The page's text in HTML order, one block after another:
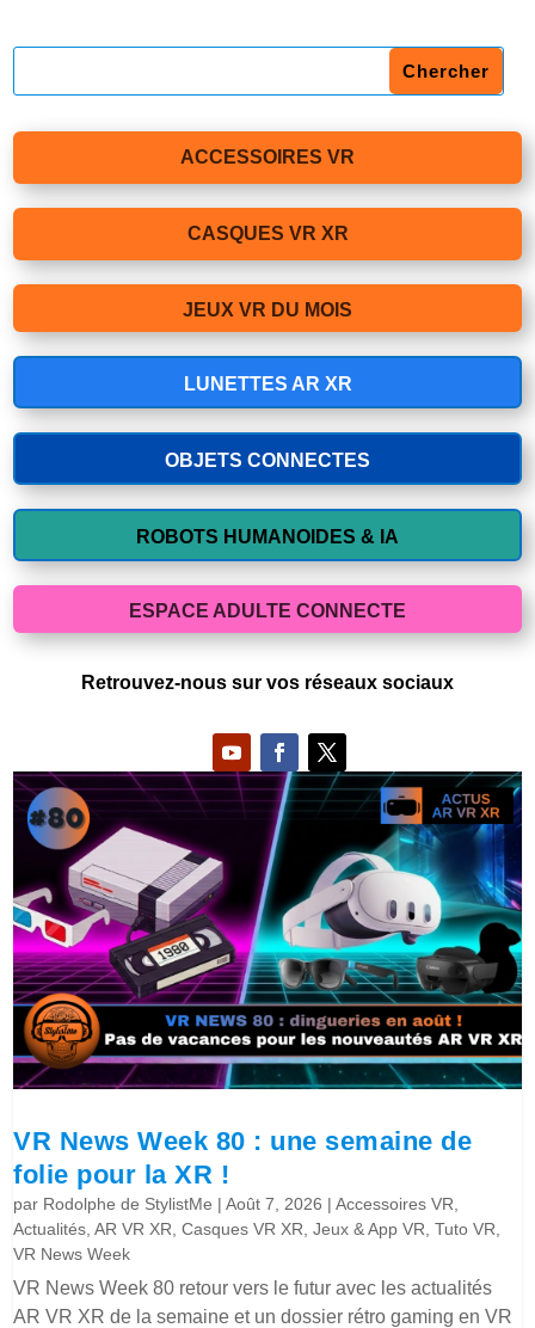
ACCESSOIRES VR
CASQUES VR XR
JEUX VR DU MOIS
LUNETTES AR XR
OBJETS CONNECTES
ROBOTS HUMANOIDES & IA
ESPACE ADULTE CONNECTE
Retrouvez-nous sur vos réseaux sociaux
VR News Week 80 : une semaine de
folie pour la XR !
par Rodolphe de StylistMe |Août 7, 2026 |Accessoires VR
Actualités ,AR VR XR ,Casques VR XR ,Jeux & App VR ,Tuto VR
VR News Week
VR News Week 80 retour vers le futur avec les actualités
AR VR XR de la semaine et un dossier rétro gaming en VR